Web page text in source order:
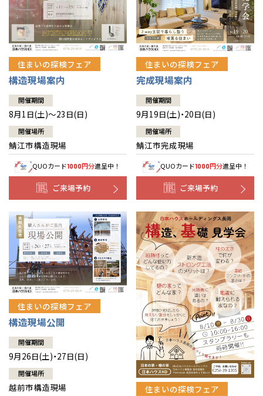
住まいの探検フェア
構造現場案内
開催期間
8月1日(土)～23日(日)
開催場所
鯖江市構造現場
QUOカード1000円分進呈中！
ご来場予約
住まいの探検フェア
完成現場案内
開催期間
9月19日(土)・20日(日)
開催場所
鯖江市完成現場
QUOカード1000円分進呈中！
ご来場予約
住まいの探検フェア
構造現場公開
開催期間
9月26日(土)・27日(日)
開催場所
越前市構造現場 住まいの探検フェア